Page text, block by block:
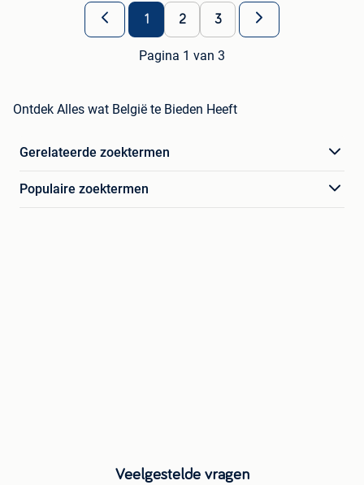
1 2 3
Pagina 1 van 3
Ontdek Alles wat België te Bieden Heeft
Gerelateerde zoektermen
Populaire zoektermen
Veelgestelde vragen